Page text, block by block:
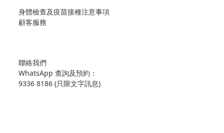
身體檢查及疫苗接種注意事項
顧客服務
聯絡我們
WhatsApp 查詢及預約：
9336 8186 (只限文字訊息)